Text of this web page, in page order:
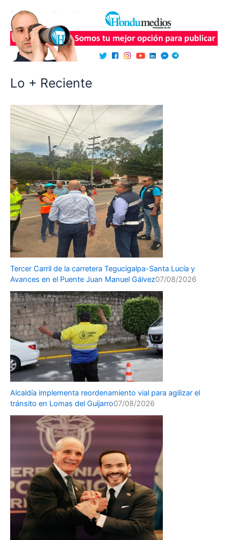
Lo + Reciente
Tercer Carril de la carretera Tegucigalpa-Santa Lucía y
Avances en el Puente Juan Manuel Gálvez07/08/2026
Alcaldía implementa reordenamiento vial para agilizar el
tránsito en Lomas del Guijarro07/08/2026